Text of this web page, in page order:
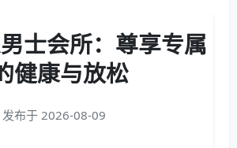
士会所：尊享专属
健康与放松
发布于 2026-08-09